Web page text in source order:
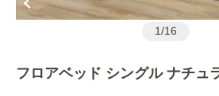
1/16
フロアベッド シングル ナチュ